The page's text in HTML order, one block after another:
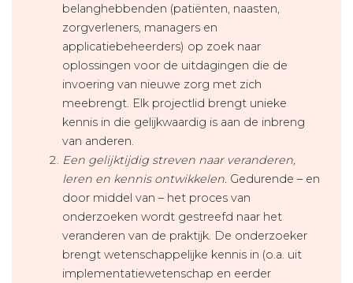
belang­hebbenden (patiënten, naasten,
zorgverleners, managers en
applicatiebeheerders) op zoek naar
oplossingen voor de uitdagingen die de
invoering van nieuwe zorg met zich
meebrengt. Elk projectlid brengt unieke
kennis in die gelijkwaardig is aan de inbreng
van anderen.
Een gelijktijdig streven naar veranderen,
leren en kennis ontwikkelen. Gedurende – en
door middel van – het proces van
onderzoeken wordt gestreefd naar het
veranderen van de praktijk. De onderzoeker
brengt wetenschappelijke kennis in (o.a. uit
implementatie­wetenschap en eerder